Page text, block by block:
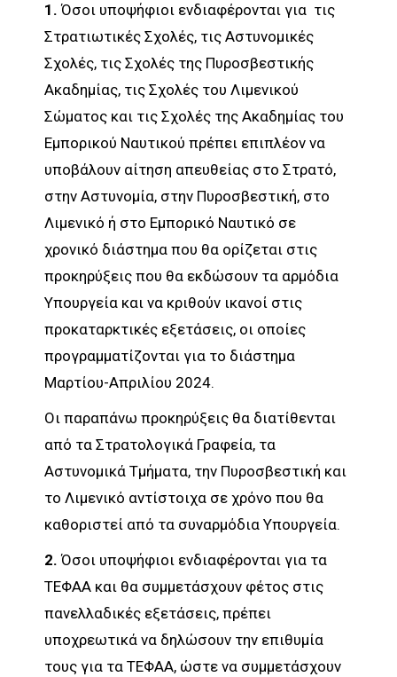
1.Όσοι υποψήφιοι ενδιαφέρονται για τις
Στρατιωτικές Σχολές, τις Αστυνομικές
Σχολές, τις Σχολές της Πυροσβεστικής
Ακαδημίας, τις Σχολές του Λιμενικού
Σώματος και τις Σχολές της Ακαδημίας του
Εμπορικού Ναυτικού πρέπει επιπλέον να
υποβάλουν αίτηση απευθείας στο Στρατό,
στην Αστυνομία, στην Πυροσβεστική, στο
Λιμενικό ή στο Εμπορικό Ναυτικό σε
χρονικό διάστημα που θα ορίζεται στις
προκηρύξεις που θα εκδώσουν τα αρμόδια
Υπουργεία και να κριθούν ικανοί στις
προκαταρκτικές εξετάσεις, οι οποίες
προγραμματίζονται για το διάστημα
Μαρτίου-Απριλίου 2024.
Οι παραπάνω προκηρύξεις θα διατίθενται
από τα Στρατολογικά Γραφεία, τα
Αστυνομικά Τμήματα, την Πυροσβεστική και
το Λιμενικό αντίστοιχα σε χρόνο που θα
καθοριστεί από τα συναρμόδια Υπουργεία.
2.Όσοι υποψήφιοι ενδιαφέρονται για τα
ΤΕΦΑΑ και θα συμμετάσχουν φέτος στις
πανελλαδικές εξετάσεις, πρέπει
υποχρεωτικά να δηλώσουν την επιθυμία
τους για τα ΤΕΦΑΑ, ώστε να συμμετάσχουν